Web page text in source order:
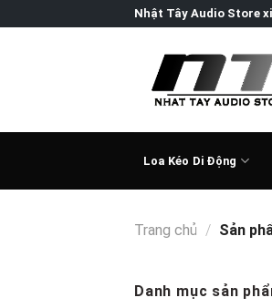
to
Nhật Tây Audio Store
Loa Kéo Di Động
Trang chủ / Sản
Danh mục sản